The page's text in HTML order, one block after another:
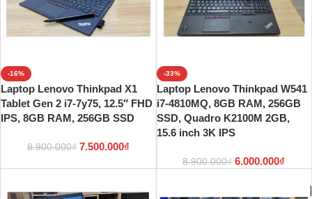
-16%
Laptop Lenovo Thinkpad X1
Tablet Gen 2 i7-7y75, 12.5″ FHD
IPS, 8GB RAM, 256GB SSD
8.900.000₫ 7.500.000₫
-33%
Laptop Lenovo Thinkpad W541
i7-4810MQ, 8GB RAM, 256GB
SSD, Quadro K2100M 2GB,
15.6 inch 3K IPS
8.900.000₫ 6.000.000₫